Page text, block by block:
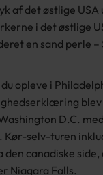
af det østlige USA
i det østlige
en sand perle –
opleve i
blev
D.C.
Kør-selv-turen
canadiske side,
Niagara Falls.